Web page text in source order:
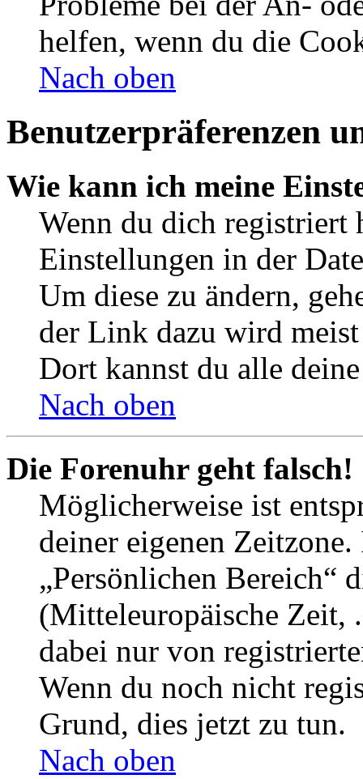
helfen, wenn du die
Nach oben
Benutzerpräferenzen
Wie kann ich meine
Wenn du dich registriert
Einstellungen in der
Um diese zu ändern,
der Link dazu wird
Dort kannst du alle
Nach oben
Die Forenuhr geht falsch!
Möglicherweise ist
deiner eigenen
„Persönlichen Bereich“
(Mitteleuropäische Zeit,
dabei nur von
Wenn du noch nicht
Grund, dies jetzt zu tun.
Nach oben